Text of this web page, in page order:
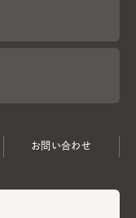
お問い合わせ